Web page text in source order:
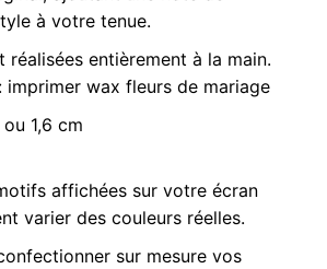
à votre tenue.
réalisées entièrement à la main.
imprimer wax fleurs de mariage
1,6 cm
affichées sur votre écran
varier des couleurs réelles.
sur mesure vos